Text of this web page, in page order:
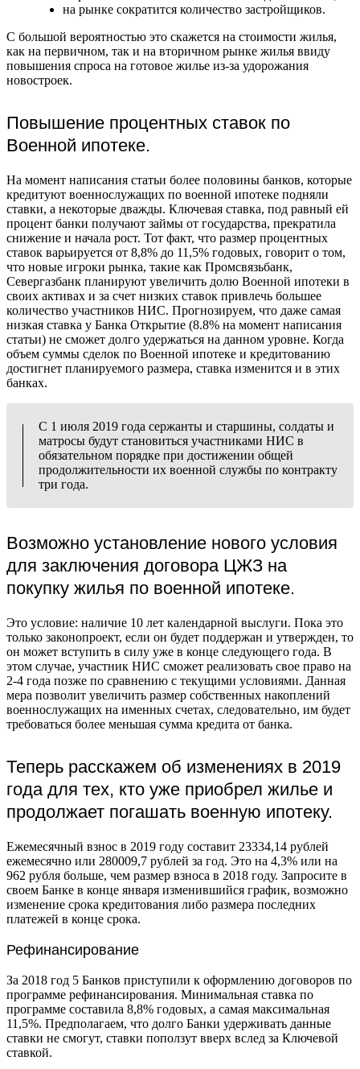
на рынке сократится количество застройщиков.
С большой вероятностью это скажется на стоимости жилья,
как на первичном, так и на вторичном рынке жилья ввиду
повышения спроса на готовое жилье из-за удорожания
новостроек.
Повышение процентных ставок по
Военной ипотеке.
На момент написания статьи более половины банков, которые
кредитуют военнослужащих по военной ипотеке подняли
ставки, а некоторые дважды. Ключевая ставка, под равный ей
процент банки получают займы от государства, прекратила
снижение и начала рост. Тот факт, что размер процентных
ставок варьируется от 8,8% до 11,5% годовых, говорит о том,
что новые игроки рынка, такие как Промсвязьбанк,
Севергазбанк планируют увеличить долю Военной ипотеки в
своих активах и за счет низких ставок привлечь большее
количество участников НИС. Прогнозируем, что даже самая
низкая ставка у Банка Открытие (8.8% на момент написания
статьи) не сможет долго удержаться на данном уровне. Когда
объем суммы сделок по Военной ипотеке и кредитованию
достигнет планируемого размера, ставка изменится и в этих
банках.
С 1 июля 2019 года сержанты и старшины, солдаты и
матросы будут становиться участниками НИС в
обязательном порядке при достижении общей
продолжительности их военной службы по контракту
три года.
Возможно установление нового условия
для заключения договора ЦЖЗ на
покупку жилья по военной ипотеке.
Это условие: наличие 10 лет календарной выслуги. Пока это
только законопроект, если он будет поддержан и утвержден, то
он может вступить в силу уже в конце следующего года. В
этом случае, участник НИС сможет реализовать свое право на
2-4 года позже по сравнению с текущими условиями. Данная
мера позволит увеличить размер собственных накоплений
военнослужащих на именных счетах, следовательно, им будет
требоваться более меньшая сумма кредита от банка.
Теперь расскажем об изменениях в 2019
года для тех, кто уже приобрел жилье и
продолжает погашать военную ипотеку.
Ежемесячный взнос в 2019 году составит 23334,14 рублей
ежемесячно или 280009,7 рублей за год. Это на 4,3% или на
962 рубля больше, чем размер взноса в 2018 году. Запросите в
своем Банке в конце января изменившийся график, возможно
изменение срока кредитования либо размера последних
платежей в конце срока.
Рефинансирование
За 2018 год 5 Банков приступили к оформлению договоров по
программе рефинансирования. Минимальная ставка по
программе составила 8,8% годовых, а самая максимальная
11,5%. Предполагаем, что долго Банки удерживать данные
ставки не смогут, ставки поползут вверх вслед за Ключевой
ставкой.